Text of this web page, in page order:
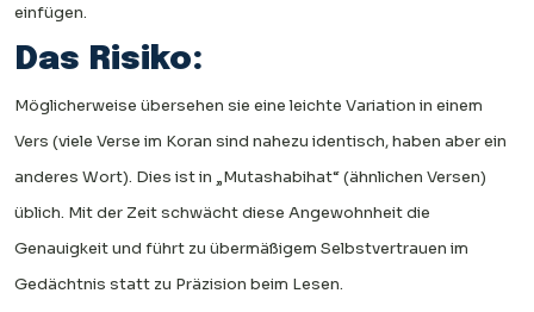
einfügen.
Das Risiko:
Möglicherweise übersehen sie eine leichte Variation in einem
Vers (viele Verse im Koran sind nahezu identisch, haben aber ein
anderes Wort). Dies ist in „Mutashabihat“ (ähnlichen Versen)
üblich. Mit der Zeit schwächt diese Angewohnheit die
Genauigkeit und führt zu übermäßigem Selbstvertrauen im
Gedächtnis statt zu Präzision beim Lesen.